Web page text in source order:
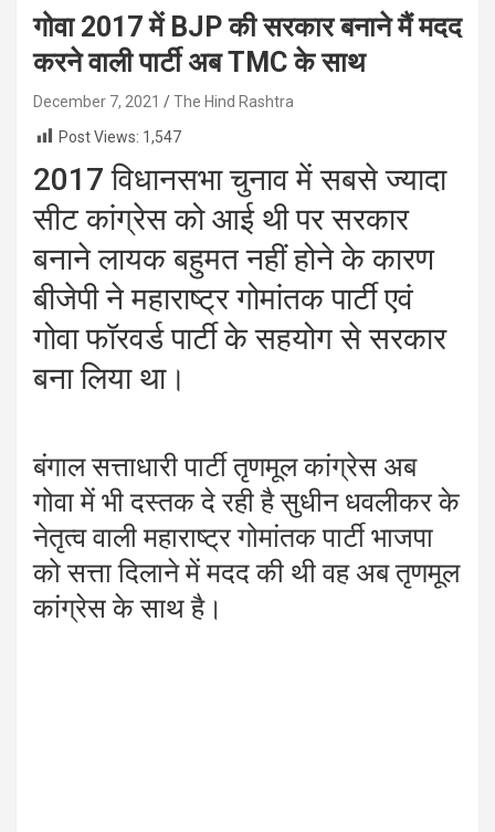
गोवा 2017 में BJP की सरकार बनाने मैं मदद
करने वाली पार्टी अब TMC के साथ
December 7, 2021
The Hind Rashtra
Post Views: 1,547
2017 विधानसभा चुनाव में सबसे ज्यादा
सीट कांग्रेस को आई थी पर सरकार
बनाने लायक बहुमत नहीं होने के कारण
बीजेपी ने महाराष्ट्र गोमांतक पार्टी एवं
गोवा फॉरवर्ड पार्टी के सहयोग से सरकार
बना लिया था।
बंगाल सत्ताधारी पार्टी तृणमूल कांग्रेस अब
गोवा में भी दस्तक दे रही है सुधीन धवलीकर के
नेतृत्व वाली महाराष्ट्र गोमांतक पार्टी भाजपा
को सत्ता दिलाने में मदद की थी वह अब तृणमूल
कांग्रेस के साथ है।